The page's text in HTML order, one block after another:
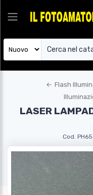
← Flash
LASER
Cod.